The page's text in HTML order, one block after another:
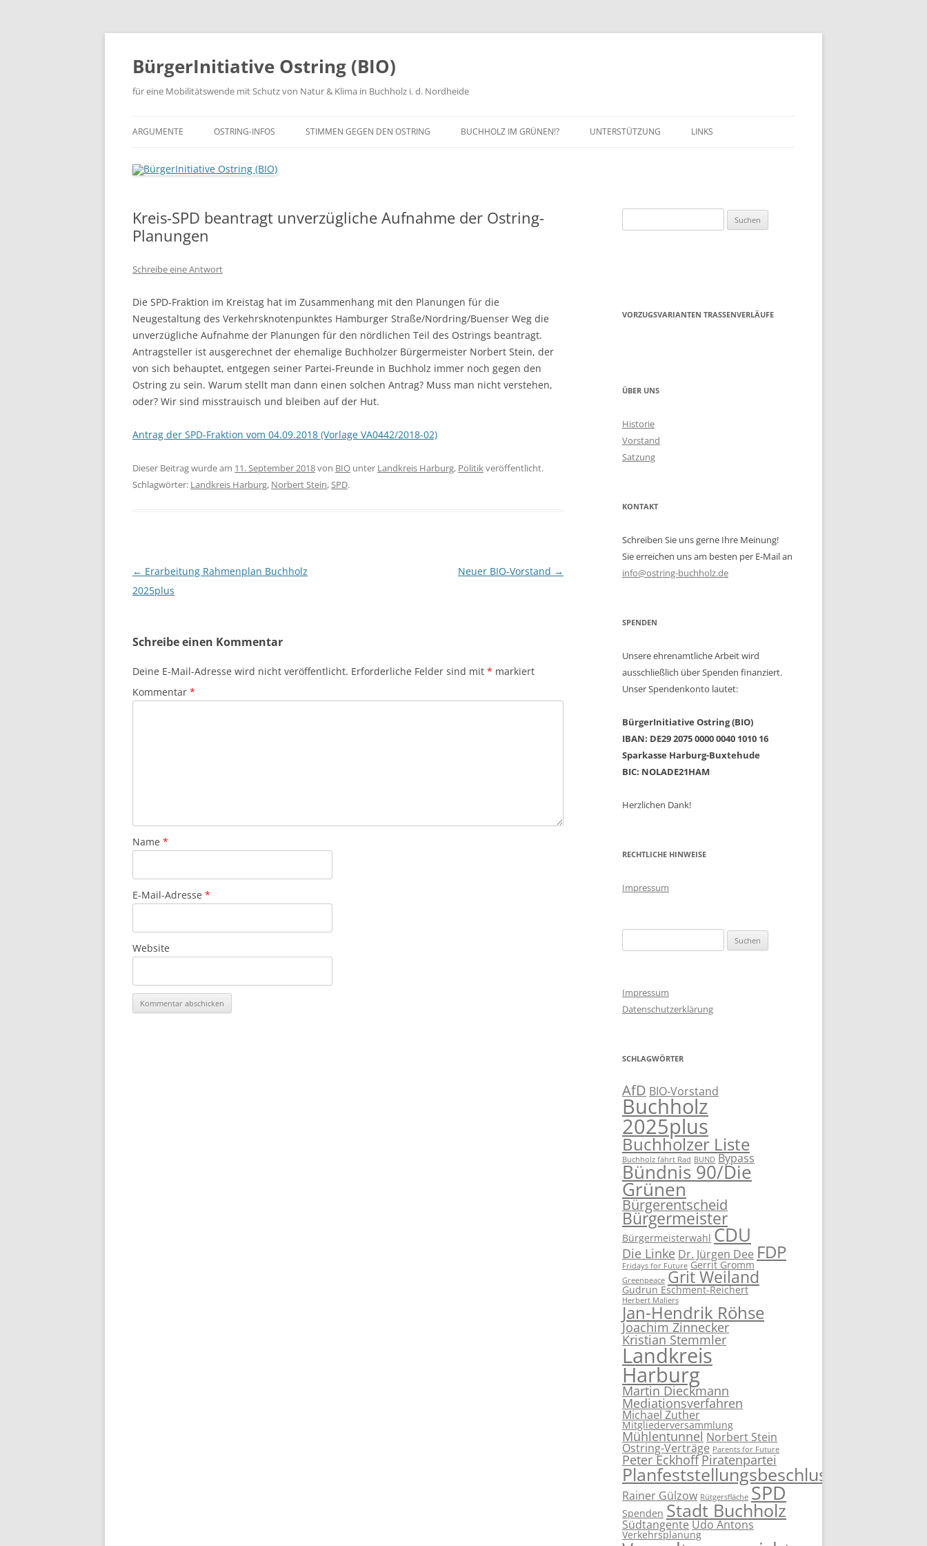
Zum
springen
BürgerInitiative Ostring (BIO)
für eine Mobilitätswende mit Schutz von Natur & Klima in Buchholz i. d. Nordheide
ARGUMENTE OSTRING-INFOS
OSTRING-PRESSE
STIMMEN GEGEN DEN OSTRING BUCHHOLZ IM GRÜNEN!? UNTERSTÜTZUNG LINKS
Kreis-SPD beantragt unverzügliche Aufnahme der Ostring-
Planungen
Schreibe eine Antwort
Die SPD-Fraktion im Kreistag hat im Zusammenhang mit den Planungen für die
Neugestaltung des Verkehrsknotenpunktes Hamburger Straße/Nordring/Buenser Weg die
unverzügliche Aufnahme der Planungen für den nördlichen Teil des Ostrings beantragt.
Antragsteller ist ausgerechnet der ehemalige Buchholzer Bürgermeister Norbert Stein, der
von sich behauptet, entgegen seiner Partei-Freunde in Buchholz immer noch gegen den
Ostring zu sein. Warum stellt man dann einen solchen Antrag? Muss man nicht verstehen,
oder? Wir sind misstrauisch und bleiben auf der Hut.
Antrag der SPD-Fraktion vom 04.09.2018 (Vorlage VA0442/2018-02)
Dieser Beitrag wurde am 11. September 2018von BIO unter Landkreis Harburg, Politikveröffentlicht.
Schlagwörter: Landkreis Harburg, Norbert Stein,SPD.
Beitragsnavigation
← Erarbeitung Rahmenplan Buchholz
2025plus
Neuer BIO-Vorstand →
Schreibe einen Kommentar
Deine E-Mail-Adresse wird nicht veröffentlicht. Erforderliche Felder sind mit * markiert
Kommentar *
Name *
E-Mail-Adresse *
Website
nach:
VORZUGSVARIANTEN TRASSENVERLÄUFE
ÜBER UNS
Historie
Vorstand
Satzung
KONTAKT
Schreiben Sie uns gerne Ihre Meinung!
Sie erreichen uns am besten per E-Mail an
info@ostring-buchholz.de
SPENDEN
Unsere ehrenamtliche Arbeit wird
ausschließlich über Spenden finanziert.
Unser Spendenkonto lautet:
BürgerInitiative Ostring (BIO)
IBAN: DE29 2075 0000 0040 1010 16
Sparkasse Harburg-Buxtehude
BIC: NOLADE21HAM
Herzlichen Dank!
RECHTLICHE HINWEISE
Impressum
nach:
Impressum
Datenschutzerklärung
SCHLAGWÖRTER
AfD BIO-Vorstand
Buchholz
2025plus
Buchholzer Liste
Buchholz fährt Rad BUND Bypass
Bündnis 90/Die
Grünen
Bürgerentscheid
Bürgermeister
Bürgermeisterwahl CDU
Die Linke Dr. Jürgen Dee FDP
Fridays for Future Gerrit Gromm
Greenpeace Grit Weiland
Gudrun Eschment-Reichert
Herbert Maliers
Jan-Hendrik Röhse
Joachim Zinnecker
Kristian Stemmler
Landkreis
Harburg
Martin Dieckmann
Mediationsverfahren
Michael Zuther
Mitgliederversammlung
Mühlentunnel Norbert Stein
Ostring-Verträge Parents for Future
Peter EckhoffPiratenpartei
Planfeststellungsbeschluss
Rainer Gülzow Rütgersfläche SPD
Spenden Stadt Buchholz
SüdtangenteUdo Antons
Verkehrsplanung